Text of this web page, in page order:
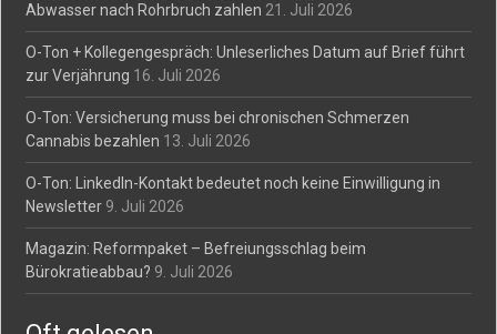
Abwasser nach Rohrbruch zahlen 21. Juli 2026
O-Ton + Kollegengespräch: Unleserliches Datum auf Brief führt
zur Verjährung 16. Juli 2026
O-Ton: Versicherung muss bei chronischen Schmerzen
Cannabis bezahlen 13. Juli 2026
O-Ton: LinkedIn-Kontakt bedeutet noch keine Einwilligung in
Newsletter 9. Juli 2026
Magazin: Reformpaket – Befreiungsschlag beim
Bürokratieabbau? 9. Juli 2026